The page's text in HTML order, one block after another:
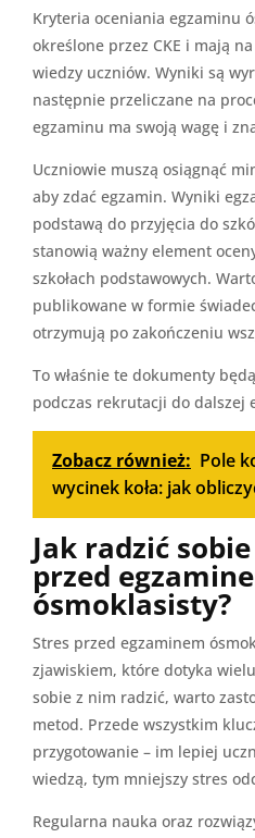
Kryteria oceniania egzaminu
określone przez CKE i mają
wiedzy uczniów. Wyniki są
następnie przeliczane na
egzaminu ma swoją wagę i
Uczniowie muszą osiągnąć
aby zdać egzamin. Wyniki
podstawą do przyjęcia do
stanowią ważny element
szkołach podstawowych.
publikowane w formie
otrzymują po zakończeniu
To właśnie te dokumenty
podczas rekrutacji do dalszej
Zobacz również: Pole
wycinek koła: jak
Jak radzić
przed
ósmoklasisty?
Stres przed egzaminem
zjawiskiem, które dotyka
sobie z nim radzić, warto
metod. Przede wszystkim
przygotowanie – im lepiej
wiedzą, tym mniejszy stres
Regularna nauka oraz